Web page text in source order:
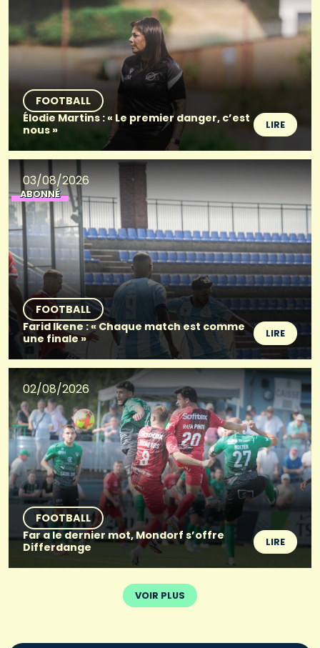
FOOTBALL
Élodie Martins : « Le premier danger, c’est
nous »
LIRE
03/08/2026
ABONNÉ
FOOTBALL
Farid Ikene : « Chaque match est comme
une finale »
LIRE
02/08/2026
FOOTBALL
Far a le dernier mot, Mondorf s’offre
Differdange
LIRE
VOIR PLUS